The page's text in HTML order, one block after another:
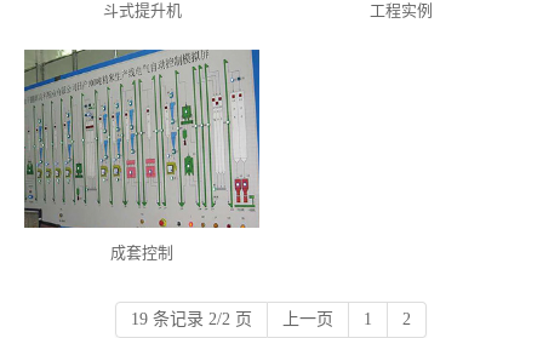
斗式提升机 工程实例
成套控制
19 条记录 2/2 页 上一页 1 2